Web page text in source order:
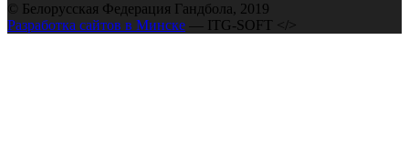
© Белорусская Федерация Гандбола, 2019
Разработка сайтов в Минске — ITG-SOFT </>